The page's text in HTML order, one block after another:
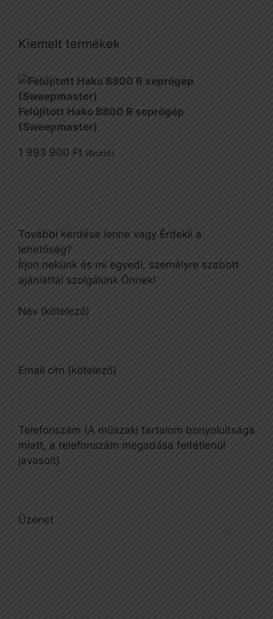
Kiemelt termékek
Felújított Hako B800 R seprőgép
(Sweepmaster)
1 993 900 Ft (Bruttó)
További kérdése lenne vagy Érdekli a
lehetőség?
Írjon nekünk és mi egyedi, személyre szabott
ajánlattal szolgálunk Önnek!
Név (kötelező)
Email cím (kötelező)
Telefonszám (A műszaki tartalom bonyolultsága
miatt, a telefonszám megadása feltétlenül
javasolt)
Üzenet